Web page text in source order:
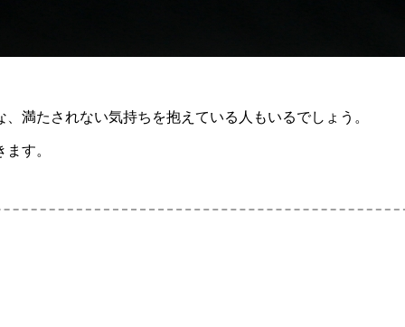
満たされない気持ちを抱えている人もいるでしょう。
す。